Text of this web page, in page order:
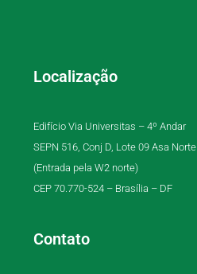
Localização
Edifício Via Universitas – 4º Andar
SEPN 516, Conj D, Lote 09 Asa Norte
(Entrada pela W2 norte)
CEP 70.770-524 – Brasília – DF
Contato